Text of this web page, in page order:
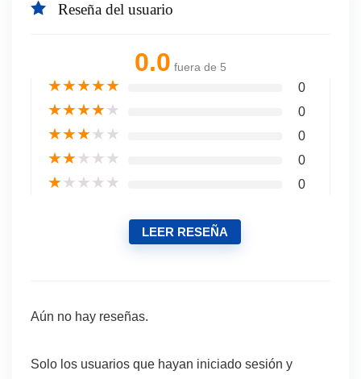
Reseña del usuario
0.0 fuera de 5
★★★★★ 0
★★★★★ 0
★★★★★ 0
★★★★★ 0
★★★★★ 0
LEER RESEÑA
Aún no hay reseñas.
Solo los usuarios que hayan iniciado sesión y